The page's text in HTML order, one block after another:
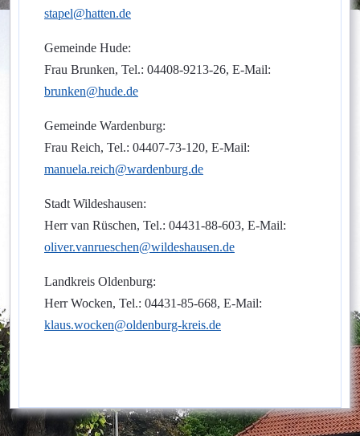
stapel@hatten.de
Gemeinde Hude:
Frau Brunken, Tel.: 04408-9213-26, E-Mail:
brunken@hude.de
Gemeinde Wardenburg:
Frau Reich, Tel.: 04407-73-120, E-Mail:
manuela.reich@wardenburg.de
Stadt Wildeshausen:
Herr van Rüschen, Tel.: 04431-88-603, E-Mail:
oliver.vanrueschen@wildeshausen.de
Landkreis Oldenburg:
Herr Wocken, Tel.: 04431-85-668, E-Mail:
klaus.wocken@oldenburg-kreis.de